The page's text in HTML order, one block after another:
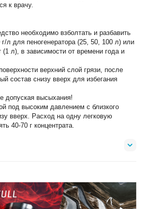
к врачу.
необходимо взболтать и разбавить
л для пеногенератора (25, 50, 100 л) или
(1 л), в зависимости от времени года и
верхний слой грязи, после
состав снизу вверх для избегания
допуская высыхания!
под высоким давлением с близкого
вверх. Расход на одну легковую
40-70 г концентрата.